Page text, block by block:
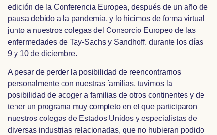
edición de la Conferencia Europea, después de un año de
pausa debido a la pandemia, y lo hicimos de forma virtual
junto a nuestros colegas del Consorcio Europeo de las
enfermedades de Tay-Sachs y Sandhoff, durante los días
9 y 10 de diciembre.
A pesar de perder la posibilidad de reencontrarnos
personalmente con nuestras familias, tuvimos la
posibilidad de acoger a familias de otros continentes y de
tener un programa muy completo en el que participaron
nuestros colegas de Estados Unidos y especialistas de
diversas industrias relacionadas, que no hubieran podido